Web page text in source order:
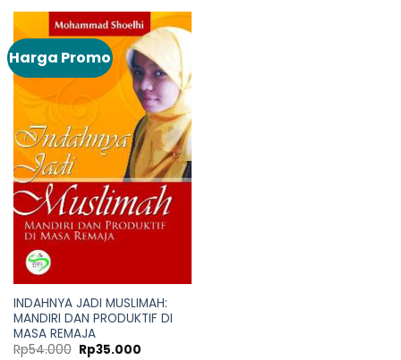
Harga Promo
INDAHNYA JADI MUSLIMAH:
MANDIRI DAN PRODUKTIF DI
MASA REMAJA
Rp54.000 Rp35.000